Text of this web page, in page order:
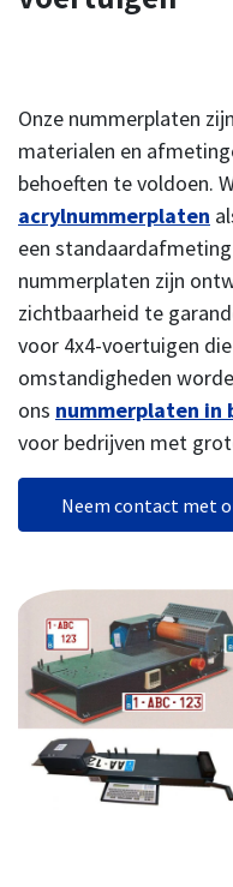
Onze nummerplaten
materialen en
behoeften te voldoen.
acrylnummerplaten
een
nummerplaten zijn
zichtbaarheid te
voor 4x4-voertuigen
omstandigheden
ons nummerplaten in
voor bedrijven met
Neem contact met